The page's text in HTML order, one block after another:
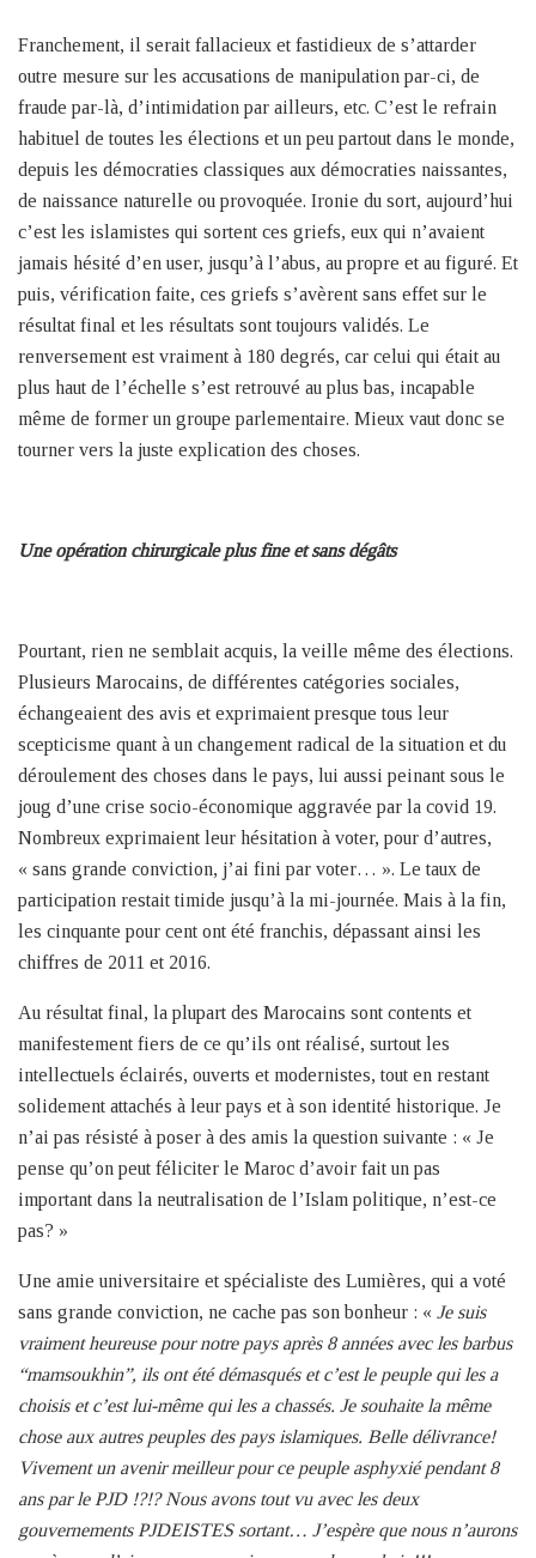
Franchement, il serait fallacieux et fastidieux de s’attarder
outre mesure sur les accusations de manipulation par-ci, de
fraude par-là, d’intimidation par ailleurs, etc. C’est le refrain
habituel de toutes les élections et un peu partout dans le monde,
depuis les démocraties classiques aux démocraties naissantes,
de naissance naturelle ou provoquée. Ironie du sort, aujourd’hui
c’est les islamistes qui sortent ces griefs, eux qui n’avaient
jamais hésité d’en user, jusqu’à l’abus, au propre et au figuré. Et
puis, vérification faite, ces griefs s’avèrent sans effet sur le
résultat final et les résultats sont toujours validés. Le
renversement est vraiment à 180 degrés, car celui qui était au
plus haut de l’échelle s’est retrouvé au plus bas, incapable
même de former un groupe parlementaire. Mieux vaut donc se
tourner vers la juste explication des choses.
Une opération chirurgicale plus fine et sans dégâts
Pourtant, rien ne semblait acquis, la veille même des élections.
Plusieurs Marocains, de différentes catégories sociales,
échangeaient des avis et exprimaient presque tous leur
scepticisme quant à un changement radical de la situation et du
déroulement des choses dans le pays, lui aussi peinant sous le
joug d’une crise socio-économique aggravée par la covid 19.
Nombreux exprimaient leur hésitation à voter, pour d’autres,
« sans grande conviction, j’ai fini par voter… ». Le taux de
participation restait timide jusqu’à la mi-journée. Mais à la fin,
les cinquante pour cent ont été franchis, dépassant ainsi les
chiffres de 2011 et 2016.
Au résultat final, la plupart des Marocains sont contents et
manifestement fiers de ce qu’ils ont réalisé, surtout les
intellectuels éclairés, ouverts et modernistes, tout en restant
solidement attachés à leur pays et à son identité historique. Je
n’ai pas résisté à poser à des amis la question suivante : « Je
pense qu’on peut féliciter le Maroc d’avoir fait un pas
important dans la neutralisation de l’Islam politique, n’est-ce
pas? »
Une amie universitaire et spécialiste des Lumières, qui a voté
sans grande conviction, ne cache pas son bonheur : « Je suis
vraiment heureuse pour notre pays après 8 années avec les barbus
“mamsoukhin”, ils ont été démasqués et c’est le peuple qui les a
choisis et c’est lui-même qui les a chassés. Je souhaite la même
chose aux autres peuples des pays islamiques. Belle délivrance!
Vivement un avenir meilleur pour ce peuple asphyxié pendant 8
ans par le PJD !?!? Nous avons tout vu avec les deux
gouvernements PJDEISTES sortant… J’espère que nous n’aurons